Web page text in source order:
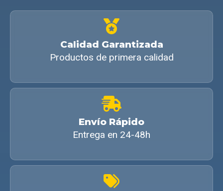
Calidad Garantizada
Productos de primera calidad
Envío Rápido
Entrega en 24-48h